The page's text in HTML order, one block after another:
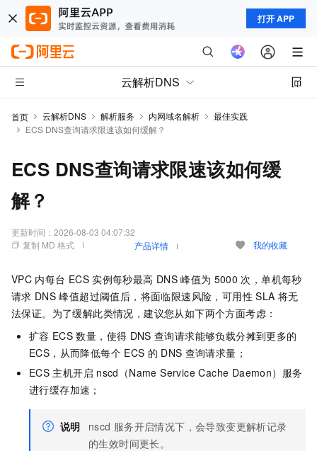
打开 APP
云解析DNS
首页 云解析DNS 解析服务 内网域名解析
最佳实践
ECS DNS查询请求限速该如何缓解？
ECS DNS查询请求限速该如何缓
解？
更新时间： 2026-08-03 04:07:32
复制 MD 格式
产品详情 我的收藏
VPC 内每台 ECS 实例每秒最高 DNS 峰值为 5000 次，单机每秒
请求 DNS 峰值超过阈值后，将面临限速风险，可用性 SLA 将无
法保证。为了缓解此类情况，建议您从如下两个方面考虑：
扩容 ECS 数量，使得 DNS 查询请求能够负载分摊到更多的
ECS，从而降低每个 ECS 的 DNS 查询请求量；
ECS 主机开启 nscd（Name Service Cache Daemon）服务
进行缓存加速；
说明 nscd 服务开启情况下，会导致变更解析记录
的生效时间更长。